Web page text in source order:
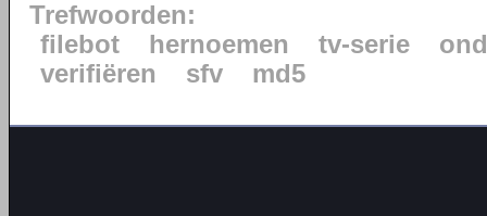
Trefwoorden:
filebot
hernoemen tv-serie
verifiëren
sfv md5